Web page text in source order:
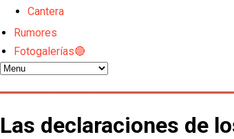
Cantera
Rumores
Fotogalerías🔴
Las declaraciones de